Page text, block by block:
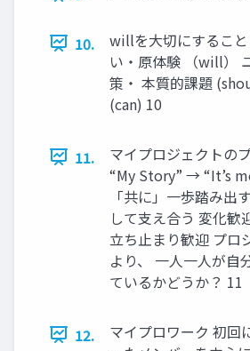
10.
willを大切にするこ
い・原体験 （will）
策・ 本質的課題
(can) 10
11.
マイプロジェクトの
“My Story” → “It’s
「共に」一歩踏み出
して支え合う 変化歓
立ち止まり歓迎 プロ
より、 一人一人が自
ているかどうか？ 11
12.
マイプロワーク 初回